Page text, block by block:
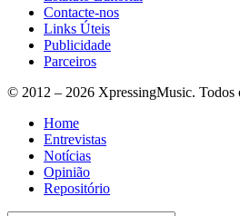
Contacte-nos
Links Úteis
Publicidade
Parceiros
© 2012 – 2026 XpressingMusic. Todos
Home
Entrevistas
Notícias
Opinião
Repositório